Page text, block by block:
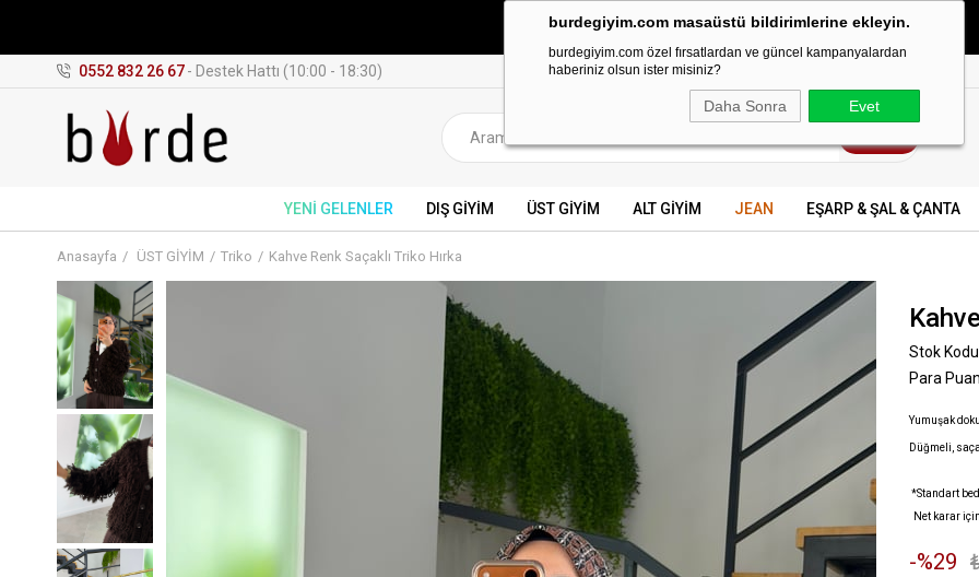
burdegiyim.com masaüstü bildirimlerine ekleyin.
burdegiyim.com özel fırsatlardan ve güncel kampanyalardan
haberiniz olsun ister misiniz?
Daha Sonra Evet
499 TL ve üzeri KARGO BEDAVA
0552 832 26 67- Destek Hattı (10:00 - 18:30)
YENİ GELENLER DIŞ GİYİM ÜST GİYİM ALT GİYİM JEAN EŞARP & ŞAL & ÇANTA
Anasayfa ÜST GİYİM Triko Kahve Renk Saçaklı Triko Hırka
Stok Kodu
Para Puan
Yumuşak
Düğmeli,
*Standart
Net karar
29